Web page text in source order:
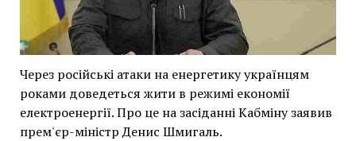
Через російські атаки на енергетику українцям
роками доведеться жити в режимі економії
електроенергії. Про це на засіданні Кабміну заявив
прем'єр-міністр Денис Шмигаль.